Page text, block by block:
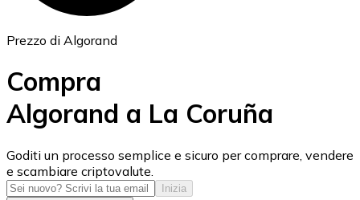
USD Coin
USDC
Prezzo di Algorand
Compra
Algorand a La Coruña
Goditi un processo semplice e sicuro per comprare, vendere
e scambiare criptovalute.
Inizia